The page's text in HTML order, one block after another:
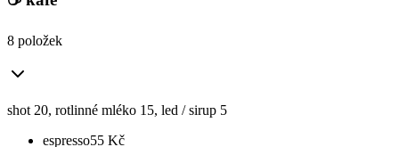
8 položek
shot 20, rotlinné mléko 15, led / sirup 5
espresso55 Kč